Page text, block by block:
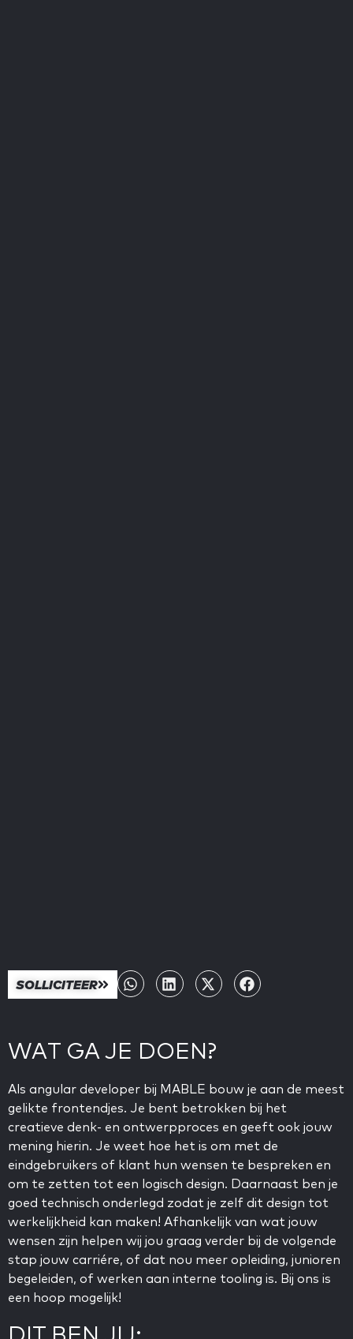
SOLLICITEER
WAT GA JE DOEN?
Als angular developer bij MABLE bouw je aan de meest
gelikte frontendjes. Je bent betrokken bij het
creatieve denk- en ontwerpproces en geeft ook jouw
mening hierin. Je weet hoe het is om met de
eindgebruikers of klant hun wensen te bespreken en
om te zetten tot een logisch design. Daarnaast ben je
goed technisch onderlegd zodat je zelf dit design tot
werkelijkheid kan maken! Afhankelijk van wat jouw
wensen zijn helpen wij jou graag verder bij de volgende
stap jouw carriére, of dat nou meer opleiding, junioren
begeleiden, of werken aan interne tooling is. Bij ons is
een hoop mogelijk!